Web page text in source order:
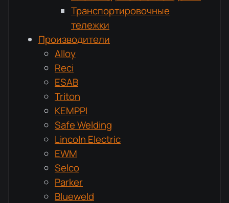
Транспортировочные
тележки
Производители
Alloy
Reci
ESAB
Triton
KEMPPI
Safe Welding
Lincoln Electric
EWM
Selco
Parker
Blueweld